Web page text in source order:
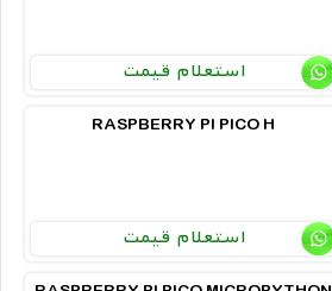
استعلام قیمت
RASPBERRY PI PICO H
استعلام قیمت